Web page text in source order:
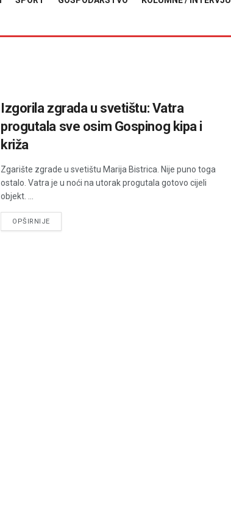
Izgorila zgrada u svetištu: Vatra
progutala sve osim Gospinog kipa i
križa
Zgarište zgrade u svetištu Marija Bistrica. Nije puno toga
ostalo. Vatra je u noći na utorak progutala gotovo cijeli
objekt. ...
OPŠIRNIJEDETAILS